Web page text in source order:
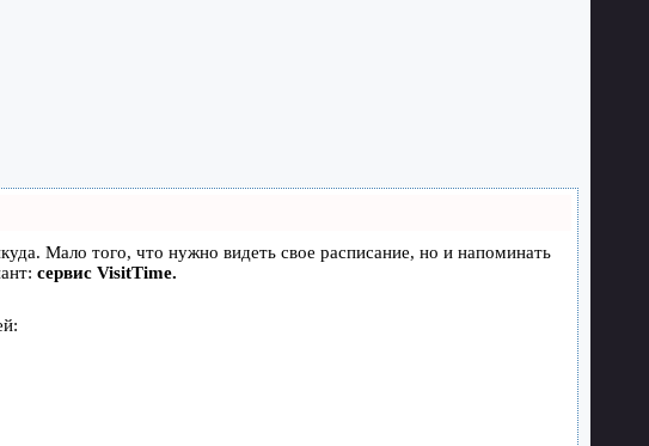
Мало того, что нужно видеть свое расписание, но и напоминать
сервис VisitTime.